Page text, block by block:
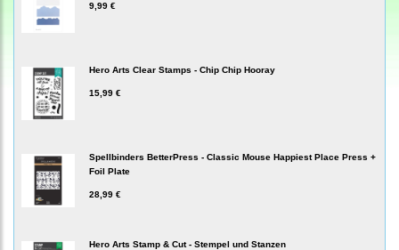
9,99 €
Hero Arts Clear Stamps - Chip Chip Hooray
15,99 €
Spellbinders BetterPress - Classic Mouse Happiest Place Press +
Foil Plate
28,99 €
Hero Arts Stamp & Cut - Stempel und Stanzen